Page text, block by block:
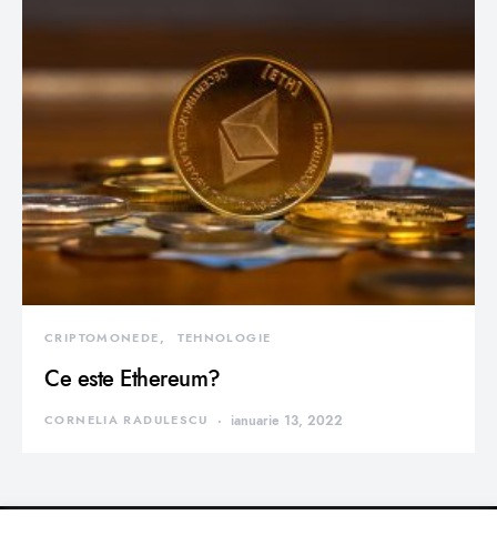
CRIPTOMONEDE TEHNOLOGIE
Ce este Ethereum?
CORNELIA RADULESCU ianuarie 13, 2022